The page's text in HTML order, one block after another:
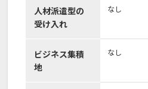
人材派遣型の
受け入れ
なし
ビジネス集積
地
なし